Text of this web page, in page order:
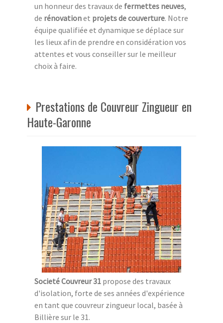
un honneur des travaux de fermettes neuves,
de rénovationet projets de couverture. Notre
équipe qualifiée et dynamique se déplace sur
les lieux afin de prendre en considération vos
attentes et vous conseiller sur le meilleur
choix à faire.
Prestations de Couvreur Zingueur en
Haute-Garonne
Societé Couvreur 31 propose des travaux
d'isolation, forte de ses années d'expérience
en tant que couvreur zingueur local, basée à
Billière sur le 31.